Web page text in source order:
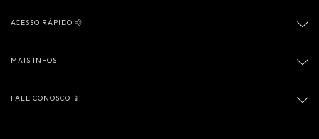
ACESSO RÁPIDO 💨
MAIS INFOS
FALE CONOSCO 📱